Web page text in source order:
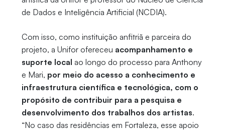
de Dados e Inteligência Artificial (NCDIA).
Com isso, como instituição anfitriã e parceira do
projeto, a Unifor ofereceu acompanhamento e
suporte local ao longo do processo para Anthony
e Mari, por meio do acesso a conhecimento e
infraestrutura científica e tecnológica, com o
propósito de contribuir para a pesquisa e
desenvolvimento dos trabalhos dos artistas.
“No caso das residências em Fortaleza, esse apoio